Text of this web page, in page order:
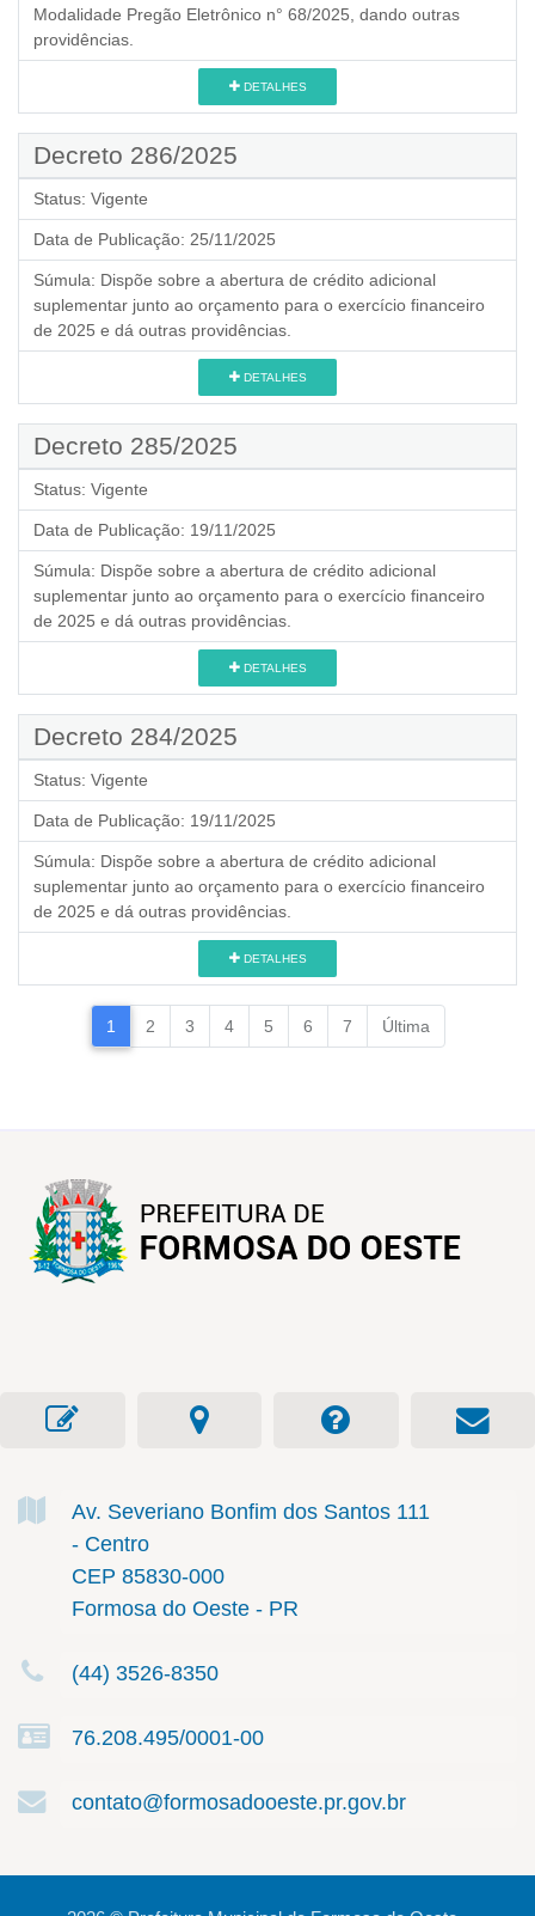
Modalidade Pregão Eletrônico n° 68/2025, dando outras
providências.
DETALHES
Decreto 286/2025
Status: Vigente
Data de Publicação: 25/11/2025
Súmula: Dispõe sobre a abertura de crédito adicional
suplementar junto ao orçamento para o exercício financeiro
de 2025 e dá outras providências.
DETALHES
Decreto 285/2025
Status: Vigente
Data de Publicação: 19/11/2025
Súmula: Dispõe sobre a abertura de crédito adicional
suplementar junto ao orçamento para o exercício financeiro
de 2025 e dá outras providências.
DETALHES
Decreto 284/2025
Status: Vigente
Data de Publicação: 19/11/2025
Súmula: Dispõe sobre a abertura de crédito adicional
suplementar junto ao orçamento para o exercício financeiro
de 2025 e dá outras providências.
DETALHES
1 2 3 4 5 6 7 Última
Av. Severiano Bonfim dos Santos 111
- Centro
CEP 85830-000
Formosa do Oeste - PR
(44) 3526-8350
76.208.495/0001-00
contato@formosadooeste.pr.gov.br